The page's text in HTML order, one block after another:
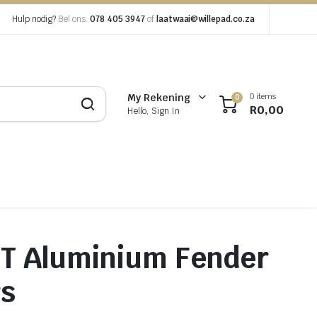
Hulp nodig? Bel ons: 078 405 3947 of laatwaai@willepad.co.za
My Rekening
Hello, Sign In
0 0 items
R0,00
Aluminium Fender